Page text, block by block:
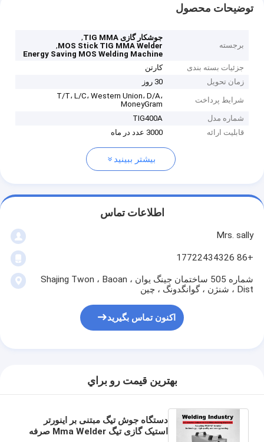
توضیحات محصول
برجسته
جوشکار گازی TIG MMA
,
MOS Stick TIG MMA Welder
,
Energy Saving MOS Welding Machine
جزئیات بسته بندی
کارتن
زمان تحویل
30 روز
شرایط پرداخت
T/T، L/C، Western Union، D/A،
MoneyGram
شماره مدل
TIG400A
قابلیت ارائه
3000 عدد در ماه
بیشتر ببینید
اطلاعات تماس
Mrs. sally
+86 17722434326
شماره 505 ساختمان جینگ یوان ، Shajing Twon ، Baoan
Dist ، شنژن ، گوانگدونگ ، چین
اکنون تماس بگیرید
بهترين قيمت رو براي
دستگاه جوش تیگ مبتنی بر اینورتر
استیک گازی تیگ Mma Welder صرفه